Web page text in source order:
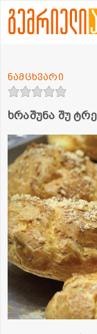
ხრაშუნა შუ
ნამცხვარი